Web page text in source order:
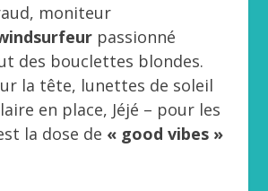
moniteur
passionné
des bouclettes blondes.
la tête, lunettes de soleil
en place, Jéjé – pour les
la dose de « good vibes »